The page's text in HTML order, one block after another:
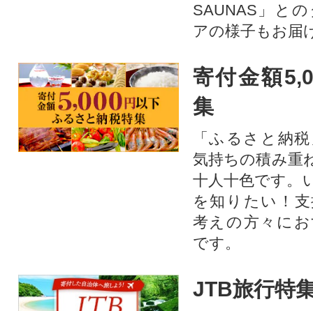
SAUNAS」と
アの様子もお届
寄付金額
集
「ふるさと納
気持ちの積み重
十人十色です。
を知りたい！
考えの方々に
です。
JTB旅行特